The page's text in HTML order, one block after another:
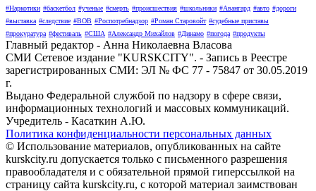
#Наркотики #баскетбол #ученые #смерть #происшествия #школьники #Авангард #авто #дороги
#выставка #следствие #ВОВ #Роспотребнадзор #Роман Старовойт #судебные приставы
#прокуратура #фестиваль #США #Александр Михайлов #Динамо #погода #продукты
Главный редактор - Анна Николаевна Власова
СМИ Сетевое издание "KURSKCITY". - Запись в Реестре
зарегистрированных СМИ: ЭЛ № ФС 77 - 75847 от 30.05.2019
г.
Выдано Федеральной службой по надзору в сфере связи,
информационных технологий и массовых коммуникаций.
Учредитель - Касаткин А.Ю.
Политика конфиденциальности персональных данных
© Использование материалов, опубликованных на сайте
kurskcity.ru допускается только с письменного разрешения
правообладателя и с обязательной прямой гиперссылкой на
страницу сайта kurskcity.ru, с которой материал заимствован